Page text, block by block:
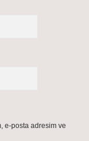
e-posta adresim ve